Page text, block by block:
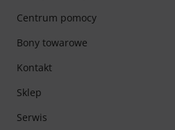
Centrum pomocy
Bony towarowe
Kontakt
Sklep
Serwis